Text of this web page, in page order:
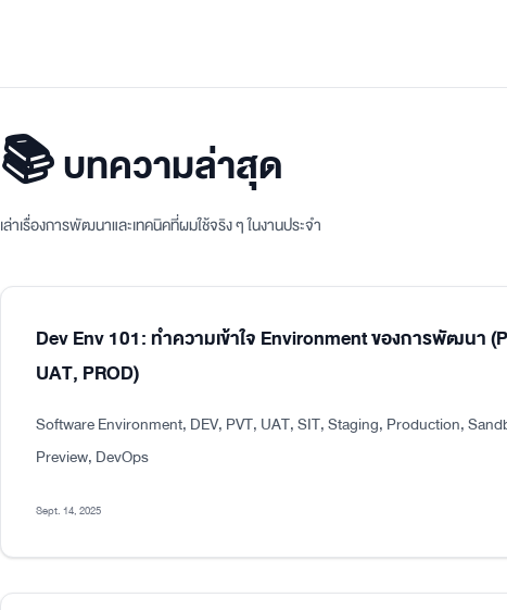
📚 บทความล่าสุด
เล่าเรื่องการพัฒนาและเทคนิคที่ผมใช้จริง ๆ ในงานประจำ
Dev Env 101: ทำความเข้าใจ Environment ของการพัฒนา
UAT, PROD)
Software Environment, DEV, PVT, UAT, SIT, Staging, Production,
Preview, DevOps
Sept. 14, 2025